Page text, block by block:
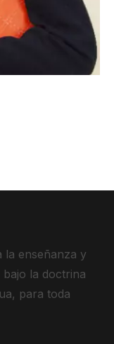
la enseñanza y
la doctrina
para toda